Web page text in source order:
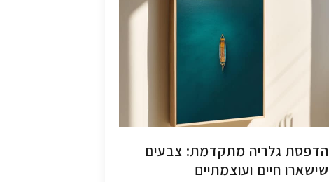
הדפסת גלריה מתקדמת: צבעים
שישארו חיים ועוצמתיים